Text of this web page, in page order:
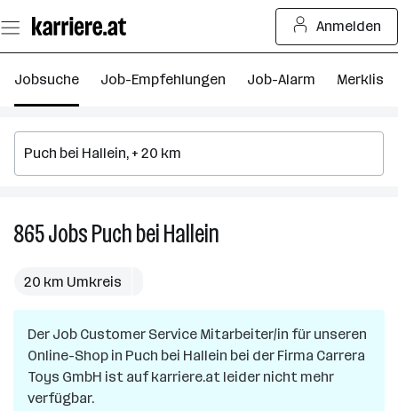
Seiteninhalt
springen
Anmelden
Jobsuche Job-Empfehlungen Job-Alarm Merkliste
865JobsPuch bei Hallein
bei
Hallein
20 km Umkreis
Der Job Customer Service Mitarbeiter/in für unseren
Online-Shop in Puch bei Hallein bei der Firma Carrera
Toys GmbH ist auf karriere.at leider nicht mehr
verfügbar.